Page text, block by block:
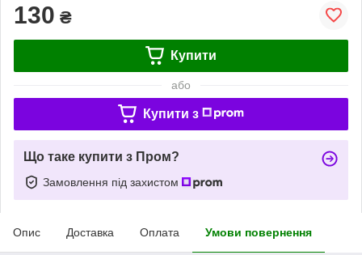
130 ₴
Купити
або
Купити з
Що таке купити з Пром?
Замовлення під захистом
Опис Доставка Оплата Умови повернення